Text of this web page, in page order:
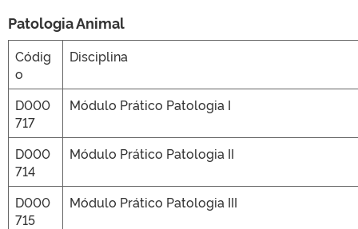
Patologia Animal
Códig
o
Disciplina
D000
717
Módulo Prático Patologia I
D000
714
Módulo Prático Patologia II
D000
715
Módulo Prático Patologia III